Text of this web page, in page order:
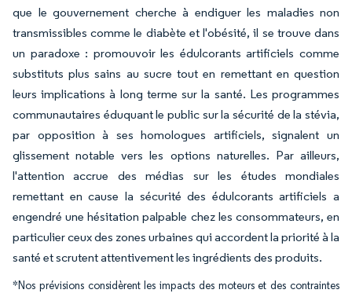
que le gouvernement cherche à endiguer les maladies non
transmissibles comme le diabète et l'obésité, il se trouve dans
un paradoxe : promouvoir les édulcorants artificiels comme
substituts plus sains au sucre tout en remettant en question
leurs implications à long terme sur la santé. Les programmes
communautaires éduquant le public sur la sécurité de la stévia,
par opposition à ses homologues artificiels, signalent un
glissement notable vers les options naturelles. Par ailleurs,
l'attention accrue des médias sur les études mondiales
remettant en cause la sécurité des édulcorants artificiels a
engendré une hésitation palpable chez les consommateurs, en
particulier ceux des zones urbaines qui accordent la priorité à la
santé et scrutent attentivement les ingrédients des produits.
*Nos prévisions considèrent les impacts des moteurs et des contraintes